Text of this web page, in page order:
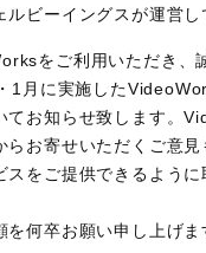
ルビーイングスが運営し
をご利用いただき、
1月に実施した
てお知らせ致します。
らお寄せいただくご意見
スをご提供できるように
を何卒お願い申し上げま